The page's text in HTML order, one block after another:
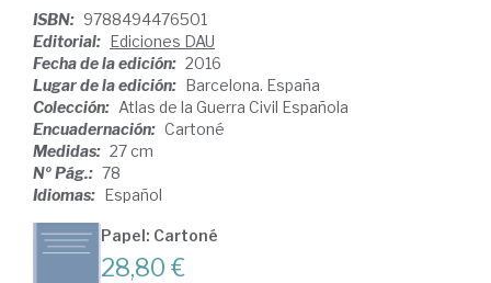
ISBN: 9788494476501
Editorial: Ediciones DAU
Fecha de la edición: 2016
Lugar de la edición: Barcelona. España
Colección: Atlas de la Guerra Civil Española
Encuadernación: Cartoné
Medidas: 27 cm
Nº Pág.: 78
Idiomas: Español
Papel: Cartoné
28,80 €